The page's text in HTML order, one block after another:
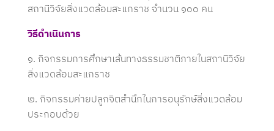
สถานีวิจัยสิ่งแวดล้อมสะแกราช จำนวน ๑๐๐ คน
วิธีดำเนินการ
๑. กิจกรรมการศึกษาเส้นทางธรรมชาติภายในสถานีวิจัย
สิ่งแวดล้อมสะแกราช
๒. กิจกรรมค่ายปลูกจิตสำนึกในการอนุรักษ์สิ่งแวดล้อม
ประกอบด้วย